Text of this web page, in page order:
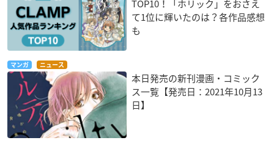
TOP10！「ホリック」をおさえ
て1位に輝いたのは？各作品感想
も
マンガ ニュース
本日発売の新刊漫画・コミック
ス一覧【発売日：2021年10月13
日】